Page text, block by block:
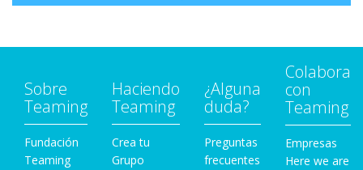
Sobre
Teaming
Fundación
Teaming
Haciendo
Teaming
Crea tu
Grupo
¿Alguna
duda?
Preguntas
frecuentes
Colabora
con
Teaming
Empresas
Here we are